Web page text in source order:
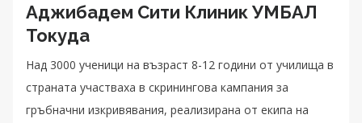
Аджибадем Сити Клиник УМБАЛ
Токуда
Над 3000 ученици на възраст 8-12 години от училища в
страната участваха в скринингова кампания за
гръбначни изкривявания, реализирана от екипа на